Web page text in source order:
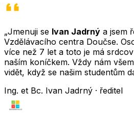
„Jmenuji se Ivan Jadrný a jsem
Vzdělávacího centra Doučse.
více než 7 let a toto je má
naším koníčkem. Vždy nám
vidět, když se našim studentům
Ing. et Bc. Ivan Jadrný · ředitel